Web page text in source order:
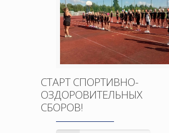
СТАРТ СПОРТИВНО-
ОЗДОРОВИТЕЛЬНЫХ
СБОРОВ!